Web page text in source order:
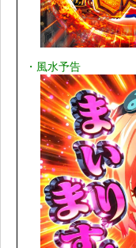
・風水予告